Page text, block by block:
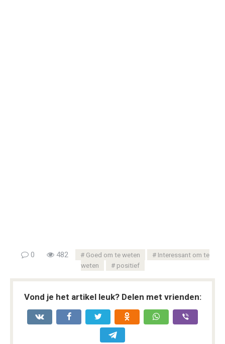
0 482 Goed om te weten
Interessant om te
weten
positief
Vond je het artikel leuk? Delen met vrienden: